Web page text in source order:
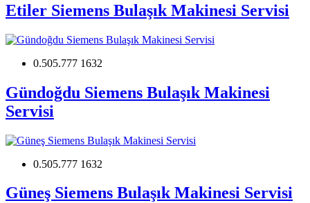
Etiler Siemens Bulaşık Makinesi Servisi
0.505.777 1632
Gündoğdu Siemens Bulaşık Makinesi
Servisi
0.505.777 1632
Güneş Siemens Bulaşık Makinesi Servisi